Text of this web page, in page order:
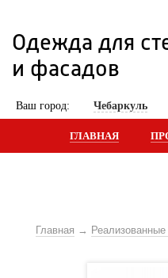
Одежда для
и фасадов
Ваш город: Чебаркуль
ГЛАВНАЯ
Главная